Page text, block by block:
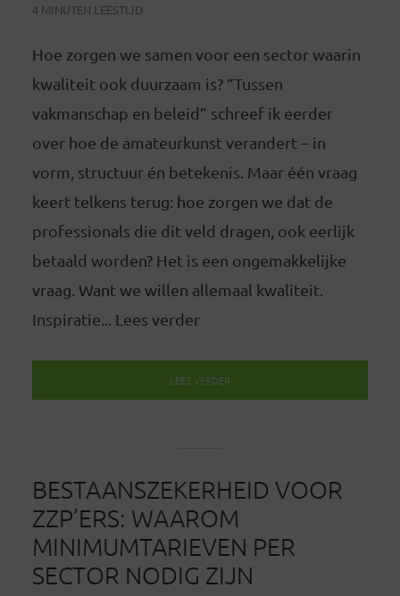
4 MINUTEN LEESTIJD
Hoe zorgen we samen voor een sector waarin
kwaliteit ook duurzaam is? “Tussen
vakmanschap en beleid” schreef ik eerder
over hoe de amateurkunst verandert – in
vorm, structuur én betekenis. Maar één vraag
keert telkens terug: hoe zorgen we dat de
professionals die dit veld dragen, ook eerlijk
betaald worden? Het is een ongemakkelijke
vraag. Want we willen allemaal kwaliteit.
Inspiratie... Lees verder
LEES VERDER
BESTAANSZEKERHEID VOOR
ZZP’ERS: WAAROM
MINIMUMTARIEVEN PER
SECTOR NODIG ZIJN